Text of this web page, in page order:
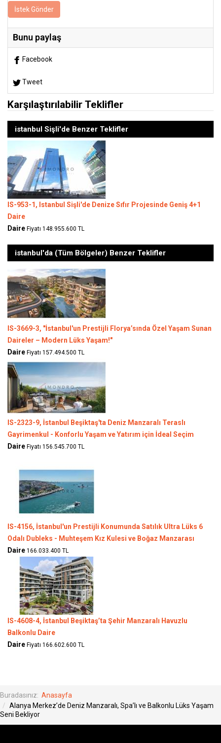
İstek Gönder
Bunu paylaş
Facebook
Tweet
Karşılaştırılabilir Teklifler
istanbul Sişli'de Benzer Teklifler
IS-953-1, Istanbul Sişli'de Denize Sıfır Projesinde Geniş 4+1
Daire
Daire Fiyatı 148.955.600 TL
istanbul'da (Tüm Bölgeler) Benzer Teklifler
IS-3669-3, "İstanbul'un Prestijli Florya’sında Özel Yaşam Sunan
Daireler – Modern Lüks Yaşam!"
Daire Fiyatı 157.494.500 TL
IS-2323-9, İstanbul Beşiktaş'ta Deniz Manzaralı Teraslı
Gayrimenkul - Konforlu Yaşam ve Yatırım için İdeal Seçim
Daire Fiyatı 156.545.700 TL
IS-4156, İstanbul'un Prestijli Konumunda Satılık Ultra Lüks 6
Odalı Dubleks - Muhteşem Kız Kulesi ve Boğaz Manzarası
Daire 166.033.400 TL
IS-4608-4, İstanbul Beşiktaş’ta Şehir Manzaralı Havuzlu
Balkonlu Daire
Daire Fiyatı 166.602.600 TL
Buradasınız: Anasayfa
Alanya Merkez’de Deniz Manzaralı, Spa’lı ve Balkonlu Lüks Yaşam
Seni Bekliyor